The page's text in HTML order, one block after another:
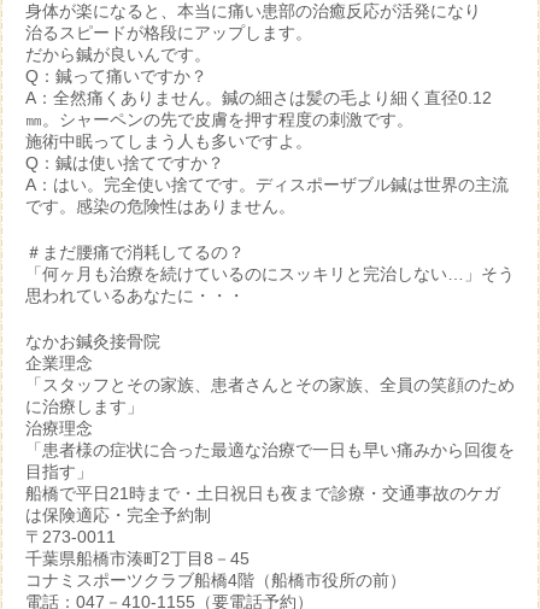
身体が楽になると、本当に痛い患部の治癒反応が活発になり
治るスピードが格段にアップします。
だから鍼が良いんです。
Q：鍼って痛いですか？
A：全然痛くありません。鍼の細さは髪の毛より細く直径0.12
㎜。シャーペンの先で皮膚を押す程度の刺激です。
施術中眠ってしまう人も多いですよ。
Q：鍼は使い捨てですか？
A：はい。完全使い捨てです。ディスポーザブル鍼は世界の主流
です。感染の危険性はありません。
＃まだ腰痛で消耗してるの？
「何ヶ月も治療を続けているのにスッキリと完治しない…」そう
思われているあなたに・・・
なかお鍼灸接骨院
企業理念
「スタッフとその家族、患者さんとその家族、全員の笑顔のため
に治療します」
治療理念
「患者様の症状に合った最適な治療で一日も早い痛みから回復を
目指す」
船橋で平日21時まで・土日祝日も夜まで診療・交通事故のケガ
は保険適応・完全予約制
〒273-0011
千葉県船橋市湊町2丁目8－45
コナミスポーツクラブ船橋4階（船橋市役所の前）
電話：047－410-1155（要電話予約）